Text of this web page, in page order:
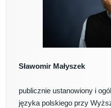
Sławomir Małyszek
publicznie ustanowiony i
języka polskiego przy